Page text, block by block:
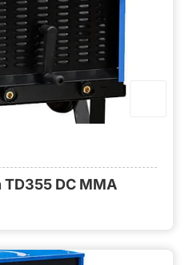
DC MMA